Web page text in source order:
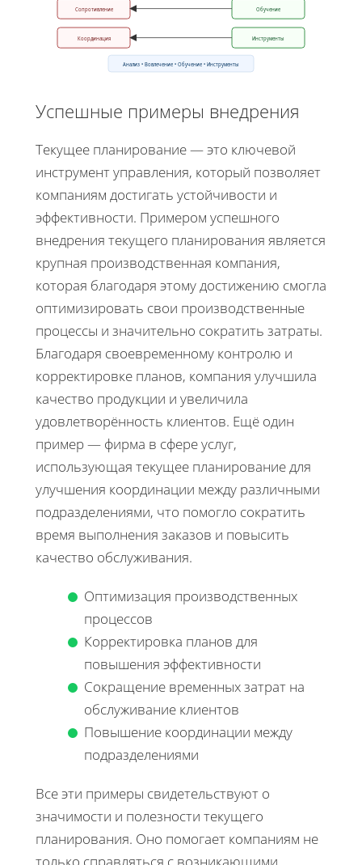
Сопротивление
Координация
Обучение
Инструменты
Анализ • Вовлечение • Обучение • Инструменты
Успешные примеры внедрения
Текущее планирование — это ключевой
инструмент управления, который позволяет
компаниям достигать устойчивости и
эффективности. Примером успешного
внедрения текущего планирования является
крупная производственная компания,
которая благодаря этому достижению смогла
оптимизировать свои производственные
процессы и значительно сократить затраты.
Благодаря своевременному контролю и
корректировке планов, компания улучшила
качество продукции и увеличила
удовлетворённость клиентов. Ещё один
пример — фирма в сфере услуг,
использующая текущее планирование для
улучшения координации между различными
подразделениями, что помогло сократить
время выполнения заказов и повысить
качество обслуживания.
Оптимизация производственных
процессов
Корректировка планов для
повышения эффективности
Сокращение временных затрат на
обслуживание клиентов
Повышение координации между
подразделениями
Все эти примеры свидетельствуют о
значимости и полезности текущего
планирования. Оно помогает компаниям не
только справляться с возникающими